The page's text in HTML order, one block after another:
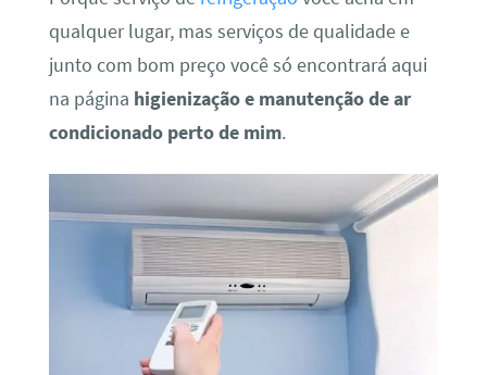
qualquer lugar, mas serviços de qualidade e
junto com bom preço você só encontrará aqui
na página higienização e manutenção de ar
condicionado perto de mim.